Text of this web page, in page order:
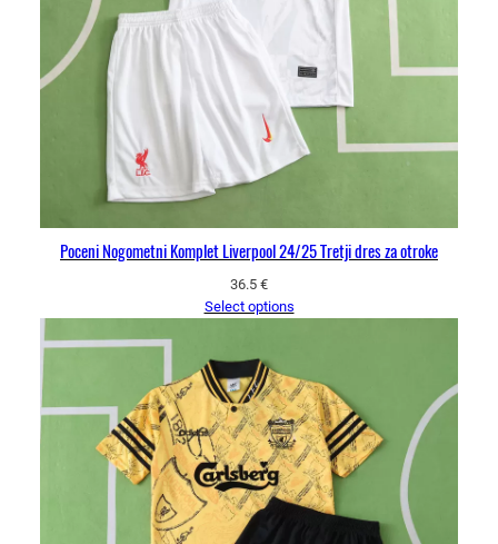
Poceni Nogometni Komplet Liverpool 24/25 Tretji dres za otroke
36.5 €
Select options